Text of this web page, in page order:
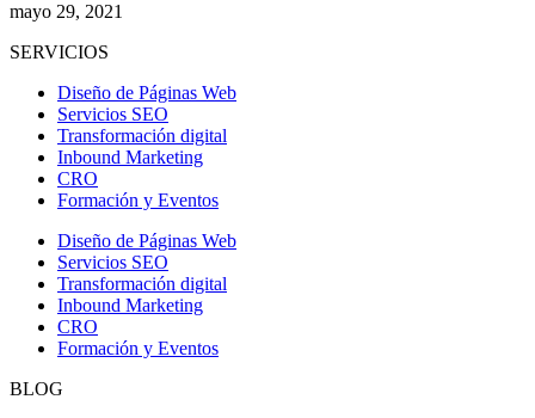
mayo 29, 2021
SERVICIOS
Diseño de Páginas Web
Servicios SEO
Transformación digital
Inbound Marketing
CRO
Formación y Eventos
Diseño de Páginas Web
Servicios SEO
Transformación digital
Inbound Marketing
CRO
Formación y Eventos
BLOG